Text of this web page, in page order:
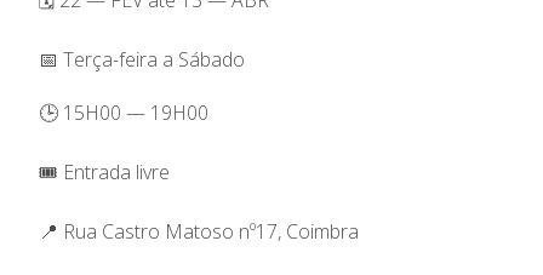
📅 Terça-feira a Sábado
🕒 15H00 — 19H00
🎟️ Entrada livre
📍 Rua Castro Matoso nº17, Coimbra